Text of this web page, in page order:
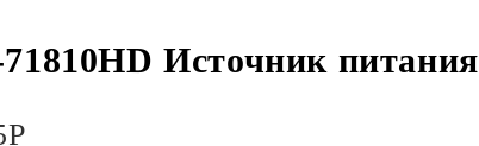
Источник питания
Р